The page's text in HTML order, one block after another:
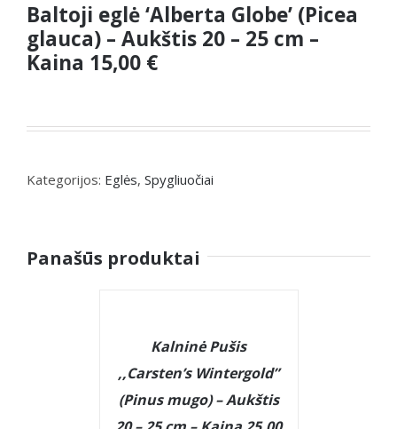
Baltoji eglė ‘Alberta Globe’ (Picea
glauca) – Aukštis 20 – 25 cm –
Kaina 15,00 €
Kategorijos: Eglės, Spygliuočiai
Panašūs produktai
Kalninė Pušis
,,Carsten’s Wintergold”
(Pinus mugo) – Aukštis